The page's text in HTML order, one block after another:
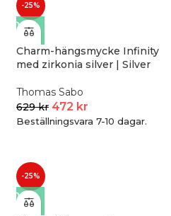
-25%
Charm-hängsmycke Infinity
med zirkonia silver | Silver
Thomas Sabo
629kr 472 kr
Beställningsvara 7-10 dagar.
-25%